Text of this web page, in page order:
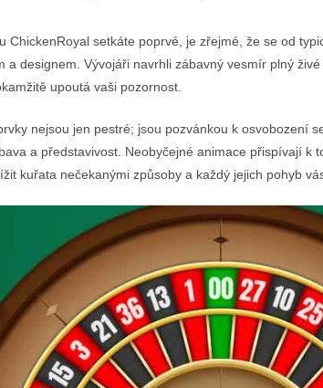
ChickenRoyal setkáte poprvé, je zřejmé, že se od
a designem. Vývojáři navrhli zábavný vesmír plný
upoutá vaši pozornost.
nejsou jen pestré; jsou pozvánkou k osvobození
a představivost. Neobyčejné animace přispívají k
kuřata nečekanými způsoby a každý jejich pohyb